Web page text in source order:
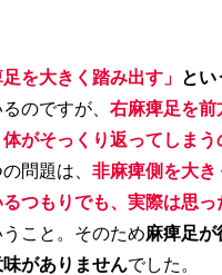
足を大きく踏み出す」 とい
のですが、 右麻痺足を前
がそっくり返ってしまう
問題は、 非麻痺側を大き
るつもりでも、実際は思
うこと。そのため麻痺足が
がありませんでした。